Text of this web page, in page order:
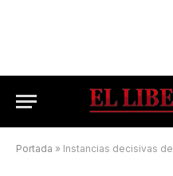
Portada » Instancias decisivas del